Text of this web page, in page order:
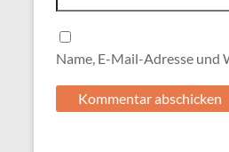
Name, E-Mail-Adresse und